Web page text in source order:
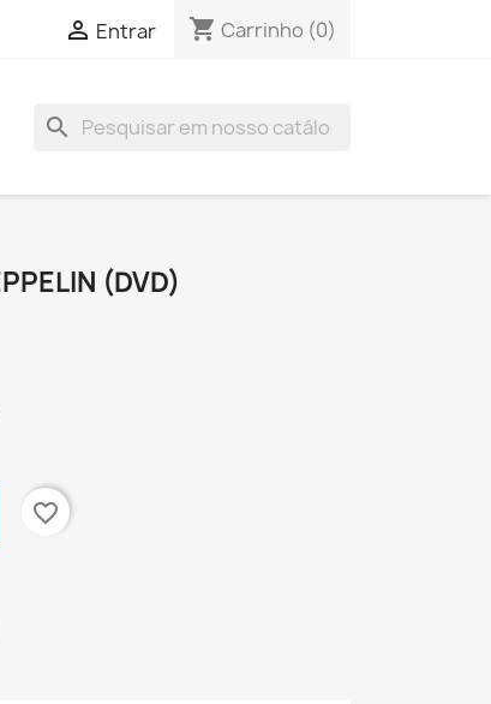
 Entrar shopping_cart Carrinho (0)
search
(DVD)
favorite_border